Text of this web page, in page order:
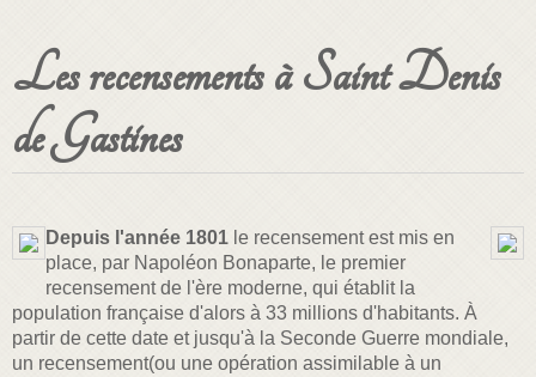
Les recensements à Saint Denis
de Gastines
Depuis l'année 1801 le recensement est mis en
place, par Napoléon Bonaparte, le premier
recensement de l'ère moderne, qui établit la
population française d'alors à 33 millions d'habitants. À
partir de cette date et jusqu'à la Seconde Guerre mondiale,
un recensement(ou une opération assimilable à un